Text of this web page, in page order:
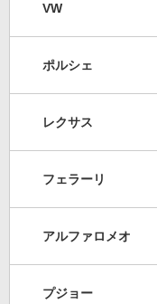
VW
ポルシェ
レクサス
フェラーリ
アルファロメオ
プジョー